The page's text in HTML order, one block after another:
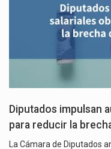
Diputados impulsan
para reducir la
La Cámara de Diputados